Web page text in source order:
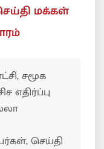
மக்கள்
சமூக
எதிர்ப்பு
செய்தி